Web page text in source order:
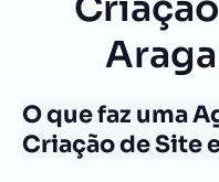
O que faz uma
Criação de Site